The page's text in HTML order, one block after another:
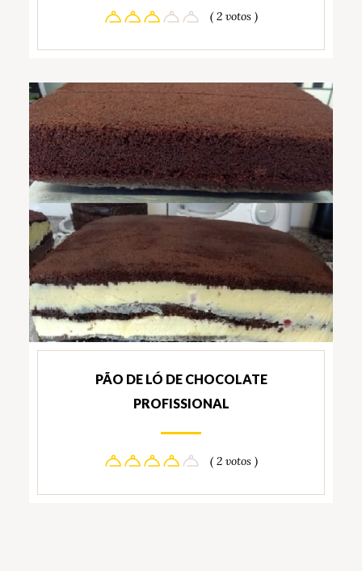
( 2 votos )
PÃO DE LÓ DE CHOCOLATE
PROFISSIONAL
( 2 votos )